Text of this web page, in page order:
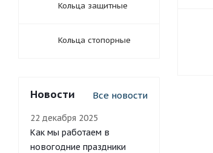
Кольца защитные
Кольца стопорные
Новости Все новости
22 декабря 2025
Как мы работаем в
новогодние праздники